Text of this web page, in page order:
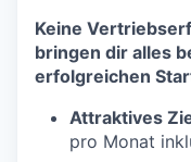
Keine
bringen dir alles
erfolgreichen
Attraktives
pro Monat